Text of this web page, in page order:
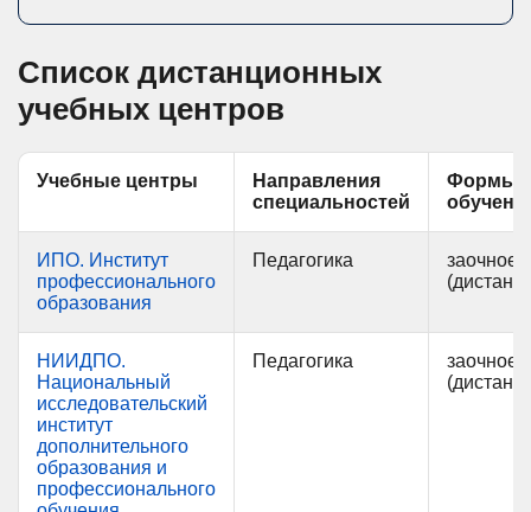
Список дистанционных
учебных центров
Учебные центры
Направления
специальностей
Формы
ИПО. Институт
профессионального
образования
Педагогика
заочное
НИИДПО.
Национальный
исследовательский
институт
дополнительного
образования и
профессионального
Педагогика
заочное